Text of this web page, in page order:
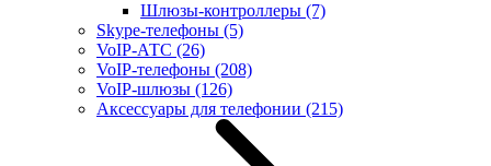
Шлюзы-контроллеры (7)
Skype-телефоны (5)
VoIP-АТС (26)
VoIP-телефоны (208)
VoIP-шлюзы (126)
Аксессуары для телефонии (215)